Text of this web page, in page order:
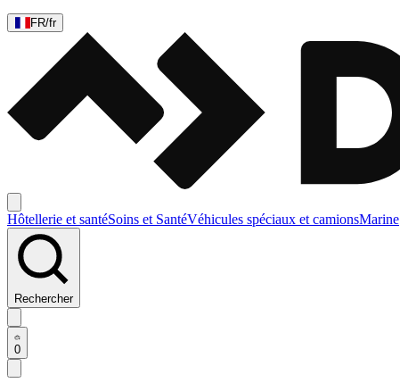
FR/fr
Hôtellerie et santéSoins et SantéVéhicules spéciaux et camionsMarine
Rechercher
0